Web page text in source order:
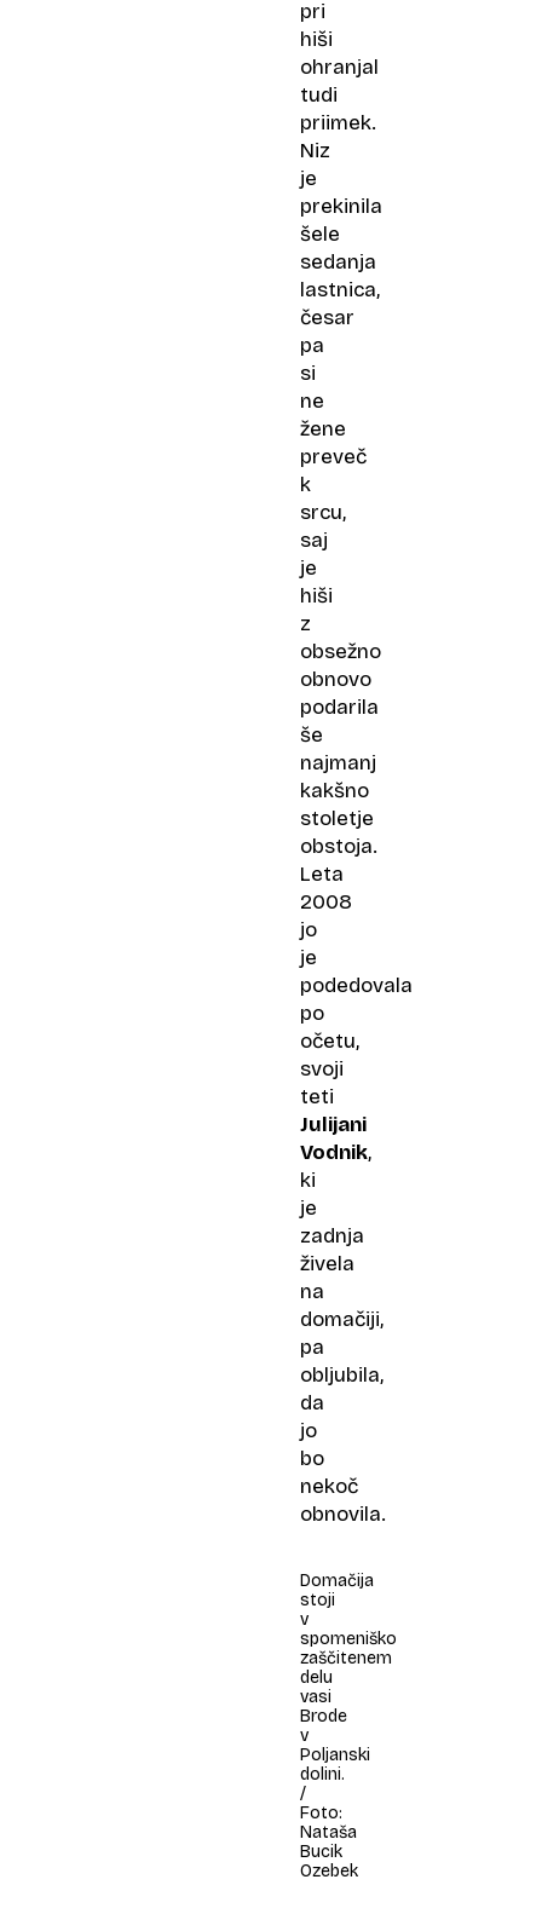
pri
hiši
ohranjal
tudi
priimek.
Niz
je
prekinila
šele
sedanja
lastnica,
česar
pa
si
ne
žene
preveč
k
srcu,
saj
je
hiši
z
obsežno
obnovo
podarila
še
najmanj
kakšno
stoletje
obstoja.
Leta
2008
jo
je
podedovala
po
očetu,
svoji
teti
Julijani
Vodnik,
ki
je
zadnja
živela
na
domačiji,
pa
obljubila,
da
jo
bo
nekoč
obnovila.
Domačija
stoji
v
spomeniško
zaščitenem
delu
vasi
Brode
v
Poljanski
dolini.
/
Foto:
Nataša
Bucik
Ozebek